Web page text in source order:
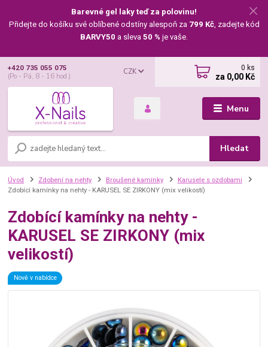
Barevné gel laky teď za polovinu!
Přidejte do košíku své oblíbené odstíny alespoň za 799 Kč, zadejte kód
BARVY50 a sleva 50 % je vaše.
Menu
CZK
Hledat
+420 735 055 075
(Po - Pá, 8 - 16 hod.)
0 ks
za 0,00 Kč
Úvod Zdobení na nehty Broušené kamínky
Karusele s ozdobami
Zdobící kamínky na nehty - KARUSEL SE ZIRKONY (mix velikostí)
Zdobící kamínky na nehty -
KARUSEL SE ZIRKONY (mix
velikostí)
Nově v nabídce